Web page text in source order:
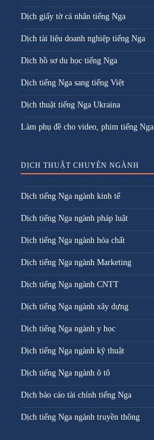
Dịch giấy tờ cá nhân tiếng Nga
Dịch tài liệu doanh nghiệp tiếng Nga
Dịch hồ sơ du học tiếng Nga
Dịch tiếng Nga sang tiếng Việt
Dịch thuật tiếng Nga Ukraina
Làm phụ đề cho video, phim tiếng Nga
DỊCH THUẬT CHUYÊN NGÀNH
Dịch tiếng Nga ngành kinh tế
Dịch tiếng Nga ngành pháp luật
Dịch tiếng Nga ngành hóa chất
Dịch tiếng Nga ngành Marketing
Dịch tiếng Nga ngành CNTT
Dịch tiếng Nga ngành xây dựng
Dịch tiếng Nga ngành y học
Dịch tiếng Nga ngành kỹ thuật
Dịch tiếng Nga ngành ô tô
Dịch báo cáo tài chính tiếng Nga
Dịch tiếng Nga ngành truyền thông